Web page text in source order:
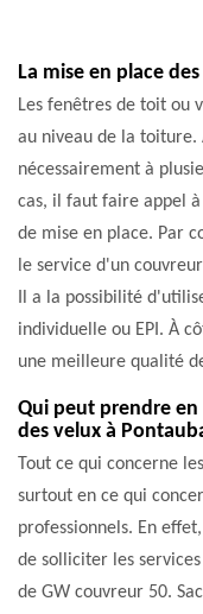
La mise en place
Les fenêtres de toit ou
au niveau de la toiture.
nécessairement à
cas, il faut faire appel
de mise en place. Par
le service d'un
Il a la possibilité
individuelle ou EPI. À
une meilleure qualité
Qui peut prendre en
des velux à
Tout ce qui concerne
surtout en ce qui
professionnels. En
de solliciter les
de GW couvreur 50.